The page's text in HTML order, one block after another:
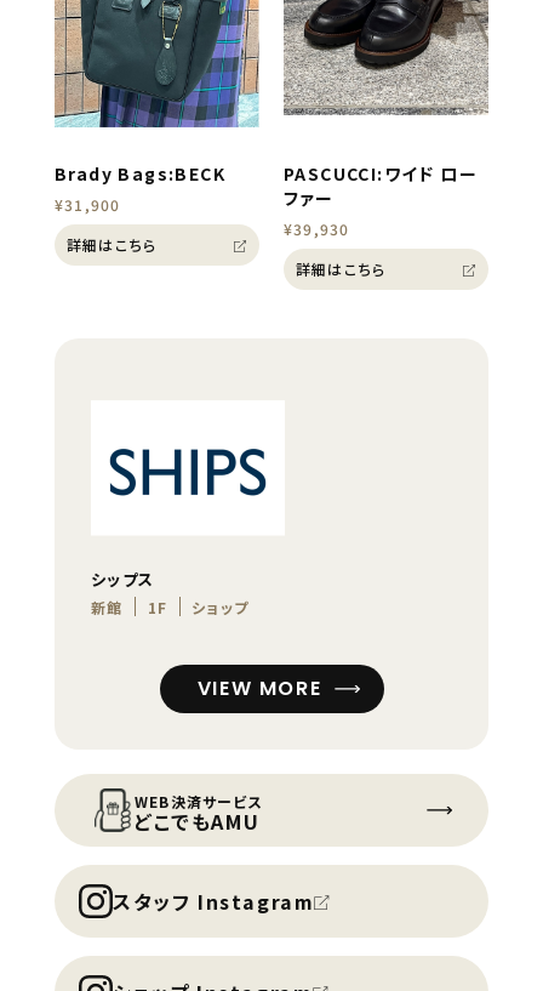
Brady Bags:BECK
¥31,900
詳細はこちら
PASCUCCI:ワイド ロー
ファー
¥39,930
詳細はこちら
シップス
新館 1F ショップ
VIEW MORE
WEB決済サービス
どこでもAMU
スタッフ Instagram